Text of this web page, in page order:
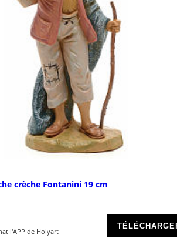
l'APP de Holyart
crèche Fontanini 19 cm